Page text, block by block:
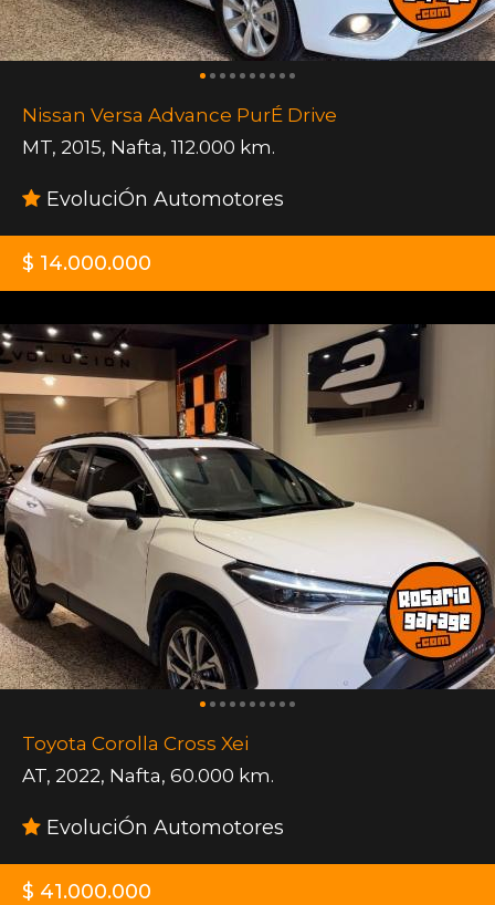
Nissan Versa Advance PurÉ Drive
MT, 2015, Nafta, 112.000 km.
EvoluciÓn Automotores
$ 14.000.000
Toyota Corolla Cross Xei
AT, 2022, Nafta, 60.000 km.
EvoluciÓn Automotores
$ 41.000.000